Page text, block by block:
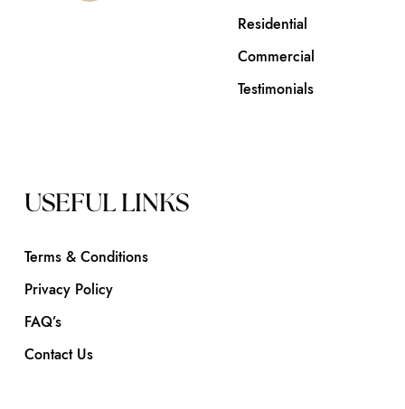
Residential
Commercial
Testimonials
USEFUL LINKS
Terms & Conditions
Privacy Policy
FAQ’s
Contact Us